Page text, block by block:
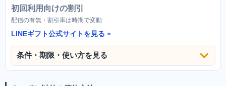
初回利用向けの割引
配信の有無・割引率は時期で変動
LINEギフト公式サイトを見る
条件・期限・使い方を見る